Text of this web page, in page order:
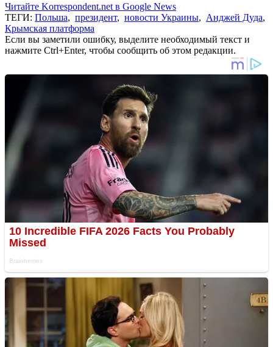
Читайте Korrespondent.net в Google News
ТЕГИ: Польша, президент, новости Украины, Анджей Дуда,
Крымская платформа
Если вы заметили ошибку, выделите необходимый текст и
нажмите Ctrl+Enter, чтобы сообщить об этом редакции.